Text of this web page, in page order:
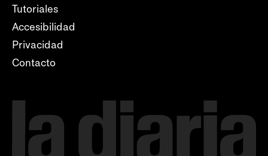
Tutoriales
Accesibilidad
Privacidad
Contacto